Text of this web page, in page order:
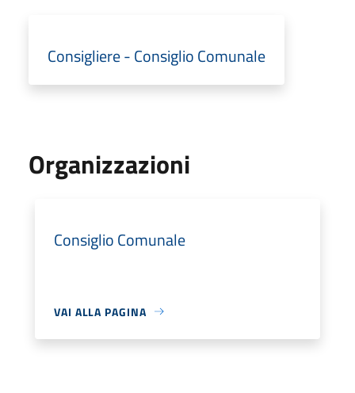
Consigliere - Consiglio Comunale
Organizzazioni
Consiglio Comunale
VAI ALLA PAGINA